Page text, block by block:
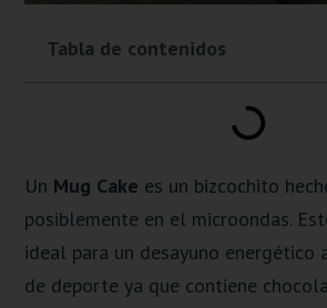
Tabla de contenidos
Un Mug Cake es un bizcochito
posiblemente en el microondas.
ideal para un desayuno energético
de deporte ya que contiene